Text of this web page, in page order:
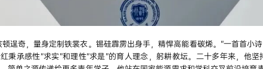
顿逞奇，量身定制铁裳衣。锡硅霹雳出身手，精悍高能看碳烯。”一首首小
秉承感性“求实”和理性“求是”的育人理念，躬耕教坛。二十多年来，他